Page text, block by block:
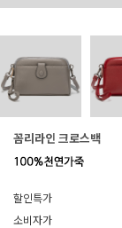
꼼리라인 크로스백
할인특가
소비자가